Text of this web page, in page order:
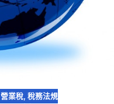
營業稅, 稅務法規